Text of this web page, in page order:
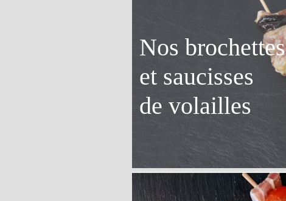
Nos brochettes
et saucisses
de volailles